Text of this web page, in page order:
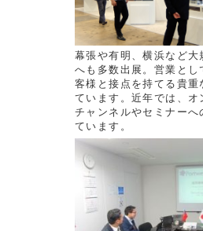
幕張や有明、横浜など大
へも多数出展。営業とし
客様と接点を持てる貴重
ています。近年では、オ
チャンネルやセミナーへ
ています。